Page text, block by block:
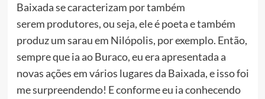
Baixada se caracterizam por também
serem produtores, ou seja, ele é poeta e também
produz um sarau em Nilópolis, por exemplo. Então,
sempre que ia ao Buraco, eu era apresentada a
novas ações em vários lugares da Baixada, e isso foi
me surpreendendo! E conforme eu ia conhecendo